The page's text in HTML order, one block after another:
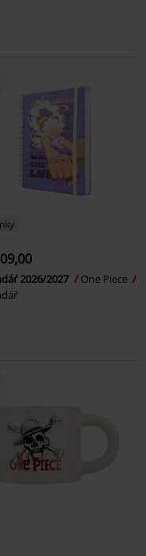
2026/2027
One Piece